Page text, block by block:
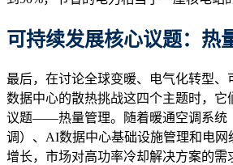
可持续发展核心议题：热
最后，在讨论全球变暖、电气化转型、
数据中心的散热挑战这四个主题时，它
议题——热量管理。随着暖通空调系统
调）、AI数据中心基础设施管理和电网
增长，市场对高功率冷却解决方案的需